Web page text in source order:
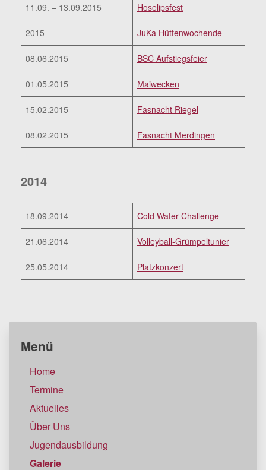
11.09. – 13.09.2015 Hoselipsfest
2015 JuKa Hüttenwochende
08.06.2015 BSC Aufstiegsfeier
01.05.2015 Maiwecken
15.02.2015 Fasnacht Riegel
08.02.2015 Fasnacht Merdingen
2014
18.09.2014 Cold Water Challenge
21.06.2014 Volleyball-Grümpeltunier
25.05.2014 Platzkonzert
Menü
Home
Termine
Aktuelles
Über Uns
Jugendausbildung
Galerie